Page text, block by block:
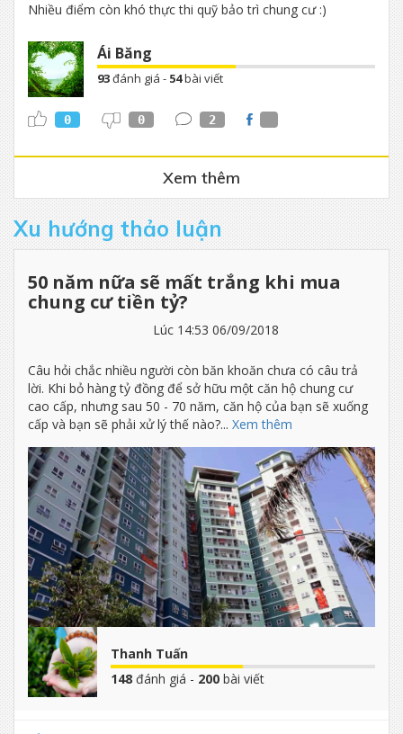
Nhiều điểm còn khó thực thi quỹ bảo trì chung cư :)
Ái Băng
93đánh giá - 54bài viết
0 0 2
Xem thêm
Xu hướng thảo luận
50 năm nữa sẽ mất trắng khi mua
chung cư tiền tỷ?
Lúc 14:53 06/09/2018
Câu hỏi chắc nhiều người còn băn khoăn chưa có câu trả
lời. Khi bỏ hàng tỷ đồng để sở hữu một căn hộ chung cư
cao cấp, nhưng sau 50 - 70 năm, căn hộ của bạn sẽ xuống
cấp và bạn sẽ phải xử lý thế nào?... Xem thêm
Thanh Tuấn
148 đánh giá - 200 bài viết